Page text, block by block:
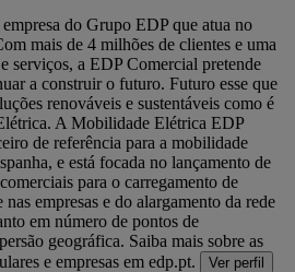
do Grupo EDP que atua no
mais de 4 milhões de clientes e uma
serviços, a EDP Comercial pretende
a construir o futuro. Futuro esse que
renováveis e sustentáveis como é
A Mobilidade Elétrica EDP
de referência para a mobilidade
e está focada no lançamento de
para o carregamento de
empresas e do alargamento da rede
em número de pontos de
geográfica. Saiba mais sobre as
e empresas em edp.pt.
Ver perfil